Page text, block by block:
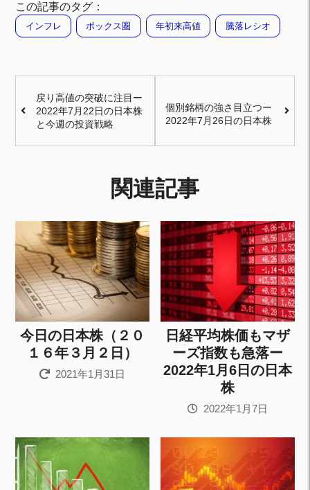
この記事のタグ：
インフレ ボックス圏 年初来高値 騰落レシオ
戻り高値の突破に注目ー
2022年7月22日の日本株
と今週の投資戦略
個別銘柄の強さ目立つー
2022年7月26日の日本株
関連記事
今日の日本株（２０
１６年３月２日）
2021年1月31日
日経平均株価もマザ
ーズ指数も急落ー
2022年1月6日の日本
株
2022年1月7日